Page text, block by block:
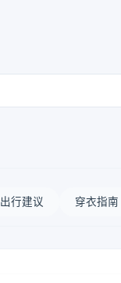
出行建议 穿衣指南